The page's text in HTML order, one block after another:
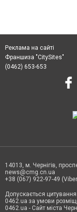
Реклама на сайті
Франшиза "CitySites"
(0462) 653-653
14013, м. Чернігів,
news@cmg.cn.ua
+38 (067) 922-97-49
Допускається
0462.ua за умови
0462.ua - Сайт міста